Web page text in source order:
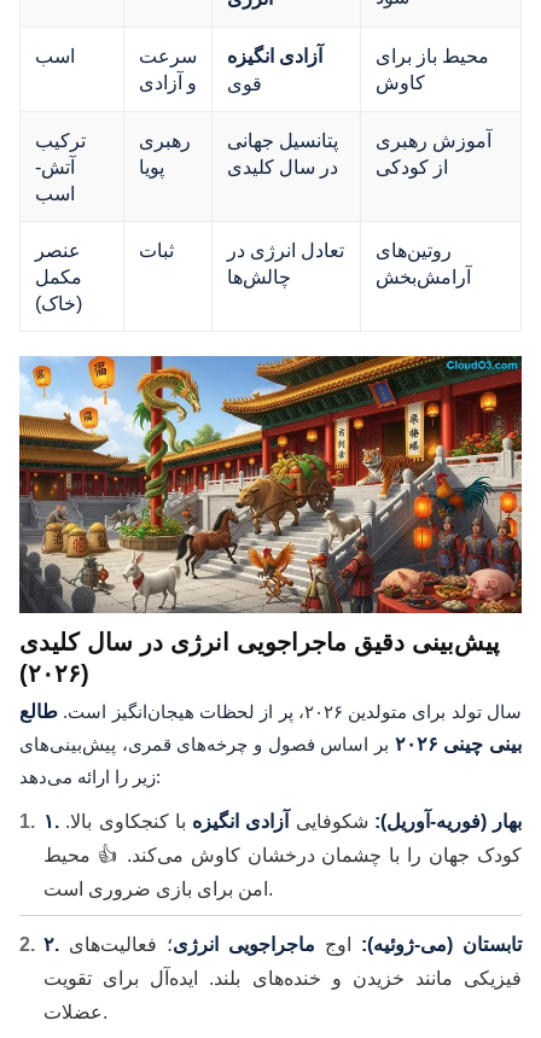
اسب
سرعت
و آزادی
آزادی انگیزه
قوی
محیط باز برای
کاوش
ترکیب
آتش-
اسب
رهبری
پویا
پتانسیل جهانی
در سال کلیدی
آموزش رهبری
از کودکی
عنصر
مکمل
(خاک)
ثبات
تعادل انرژی در
چالش‌ها
روتین‌های
آرامش‌بخش
پیش‌بینی دقیق ماجراجویی انرژی در سال کلیدی
(۲۰۲۶)
سال تولد برای متولدین ۲۰۲۶، پر از لحظات هیجان‌انگیز است.
طالع
بینی چینی ۲۰۲۶
بر اساس فصول و چرخه‌های قمری، پیش‌بینی‌های
زیر را ارائه می‌دهد:
۱. بهار (فوریه-آوریل): شکوفایی آزادی انگیزه با کنجکاوی بالا.
کودک جهان را با چشمان درخشان کاوش می‌کند. 👍 محیط
امن برای بازی ضروری است.
۲. تابستان (می-ژوئیه): اوج ماجراجویی انرژی؛ فعالیت‌های
فیزیکی مانند خزیدن و خنده‌های بلند. ایده‌آل برای تقویت
عضلات.